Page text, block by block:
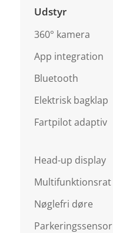
Udstyr
360° kamera
App integration
Bluetooth
Elektrisk bagklap
Fartpilot adaptiv
Head-up display
Multifunktionsrat
Nøglefri døre
Parkeringssensor